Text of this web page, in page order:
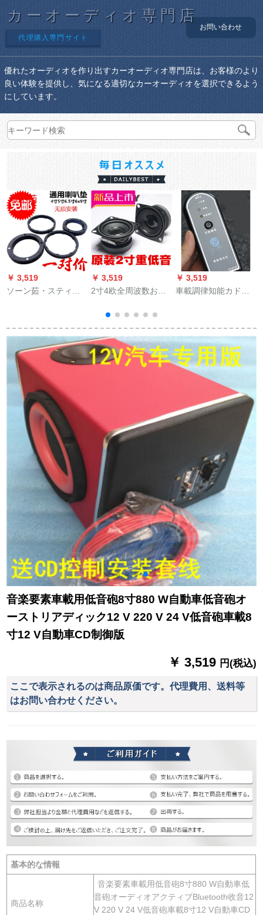
カーオーディオ専門店
代理購入専門サイト
お問い合わせ
優れたオーディオを作り出すカーオーディオ専門店は、お客様のより
良い体験を提供し、気になる適切なカーオーディオを選択できるよう
にしています。
￥ 3,519
ソーン茹・スティレ
寸の共震及び深さの
问题を解决するため
の5寸の挂け値
￥ 3,519
2寸4欧全周波数おも
HIFIMINI音响重低音
ホーンピカー3 W 5瓦
SN 6189家庭用4寸3
寸2寸黒
￥ 3,519
車載調律知能カド・
置測定器調律改造Ӣル
パ6 M通常版
音楽要素車載用低音砲8寸880 W自動車低音砲オ
ーストリアディック12 V 220 V 24 V低音砲車載8
寸12 V自動車CD制御版
￥ 3,519 円(税込)
ここで表示されるのは商品原価です。代理費用、送料等
はお問い合わせください。
基本的な情報
商品名称
音楽要素車載用低音砲8寸880 W自動車低
音砲オーディオアクティブBluetooth收音12
V 220 V 24 V低音砲車載8寸12 V自動車CD